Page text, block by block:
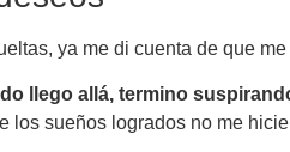
ya me di cuenta de que
llego allá, termino
los sueños logrados no me